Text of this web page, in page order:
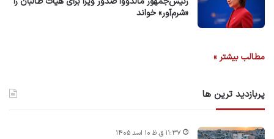
«شرم‌آور» خواند
مطالب بیشتر »
پربازدید ترین ها
۱۱:۳۷ ق.ظ ۱۰ اسد ۱۴۰۵